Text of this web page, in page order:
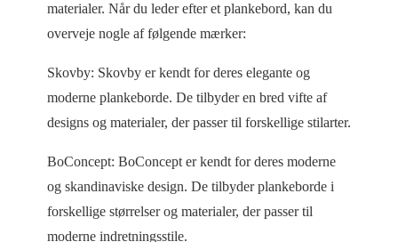
materialer. Når du leder efter et plankebord, kan du
overveje nogle af følgende mærker:
Skovby: Skovby er kendt for deres elegante og
moderne plankeborde. De tilbyder en bred vifte af
designs og materialer, der passer til forskellige stilarter.
BoConcept: BoConcept er kendt for deres moderne
og skandinaviske design. De tilbyder plankeborde i
forskellige størrelser og materialer, der passer til
moderne indretningsstile.